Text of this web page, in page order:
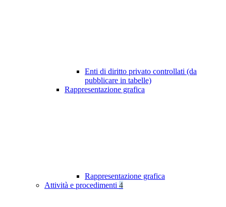
Enti di diritto privato controllati (da
pubblicare in tabelle)
Rappresentazione grafica
Rappresentazione grafica
Attività e procedimenti 4